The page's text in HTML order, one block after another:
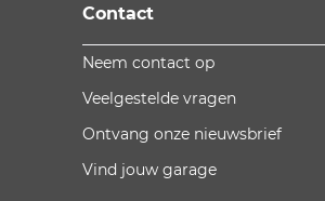
Contact
Neem contact op
Veelgestelde vragen
Ontvang onze nieuwsbrief
Vind jouw garage